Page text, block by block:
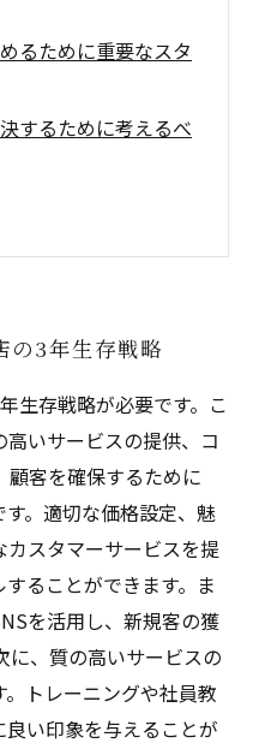
るために重要なスタ
するために考えるべ
の3年生存戦略
生存戦略が必要です。こ
いサービスの提供、コ
顧客を確保するために
。適切な価格設定、魅
スタマーサービスを提
ることができます。ま
を活用し、新規客の獲
に、質の高いサービスの
トレーニングや社員教
い印象を与えることが